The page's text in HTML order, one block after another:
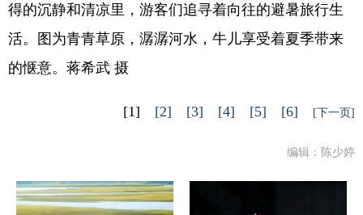
得的沉静和清凉里，游客们追寻着向往的避暑旅行生
活。图为青青草原，潺潺河水，牛儿享受着夏季带来
的惬意。蒋希武 摄
[1] [2] [3] [4] [5] [6] [下一页]
编辑：陈少婷